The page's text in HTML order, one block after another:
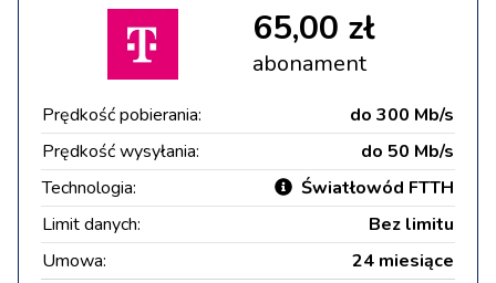
65,00 zł
abonament
Prędkość pobierania:
do 300 Mb/s
Prędkość wysyłania:
do 50 Mb/s
Technologia:
Światłowód FTTH
Limit danych:
Bez limitu
Umowa:
24 miesiące